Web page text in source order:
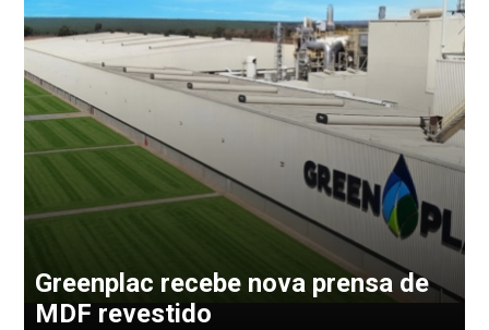
Greenplac recebe nova prensa de
MDF revestido